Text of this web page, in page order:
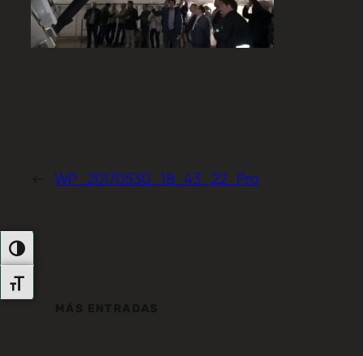
Alternar Alto Contraste
Alternar Tamaño De Letra
WP_20170530_18_43_22_Pro